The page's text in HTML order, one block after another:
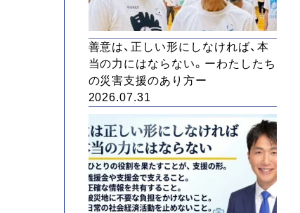
善意は、正しい形にしなければ、本
当の力にはならない。ーわたしたち
の災害支援のあり方ー
2026.07.31